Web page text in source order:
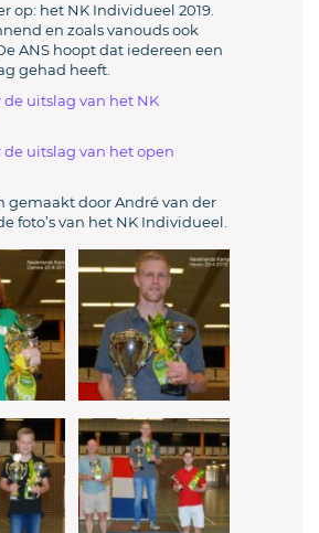
op: het NK Individueel 2019.
en zoals vanouds ook
ANS hoopt dat iedereen een
gehad heeft.
de uitslag van het NK
de uitslag van het open
gemaakt door André van der
foto’s van het NK Individueel.